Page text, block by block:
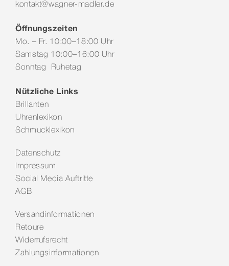
kontakt@wagner-madler.de
Öffnungszeiten
Mo. – Fr. 10:00–18:00 Uhr
Samstag 10:00–16:00 Uhr
Sonntag Ruhetag
Nützliche Links
Brillanten
Uhrenlexikon
Schmucklexikon
Datenschutz
Impressum
Social Media Auftritte
AGB
Versandinformationen
Retoure
Widerrufsrecht
Zahlungsinformationen